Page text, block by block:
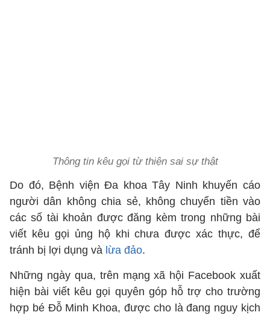
Thông tin kêu gọi từ thiện sai sự thật
Do đó, Bệnh viện Đa khoa Tây Ninh khuyến cáo
người dân không chia sẻ, không chuyển tiền vào
các số tài khoản được đăng kèm trong những bài
viết kêu gọi ủng hộ khi chưa được xác thực, để
tránh bị lợi dụng và lừa đảo.
Những ngày qua, trên mạng xã hội Facebook xuất
hiện bài viết kêu gọi quyên góp hỗ trợ cho trường
hợp bé Đỗ Minh Khoa, được cho là đang nguy kịch